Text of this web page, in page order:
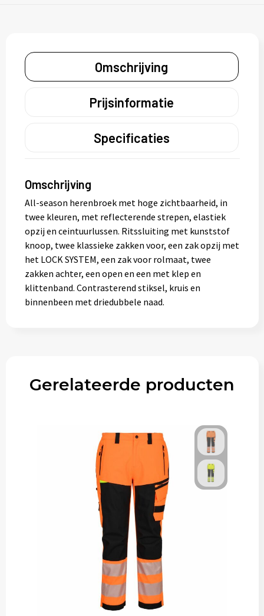
Omschrijving
Prijsinformatie
Specificaties
Omschrijving
All-season herenbroek met hoge zichtbaarheid, in
twee kleuren, met reflecterende strepen, elastiek
opzij en ceintuurlussen. Ritssluiting met kunststof
knoop, twee klassieke zakken voor, een zak opzij met
het LOCK SYSTEM, een zak voor rolmaat, twee
zakken achter, een open en een met klep en
klittenband. Contrasterend stiksel, kruis en
binnenbeen met driedubbele naad.
Gerelateerde producten